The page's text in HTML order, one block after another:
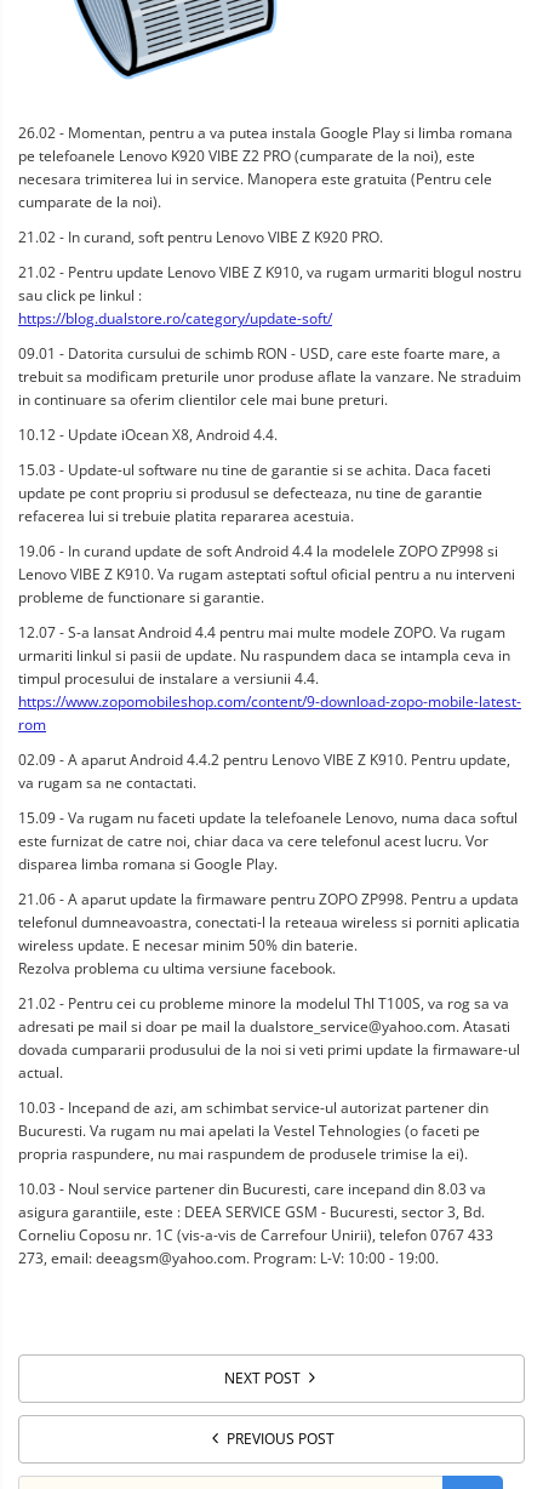
26.02 - Momentan, pentru a va putea instala Google Play si limba romana
pe telefoanele Lenovo K920 VIBE Z2 PRO (cumparate de la noi), este
necesara trimiterea lui in service. Manopera este gratuita (Pentru cele
cumparate de la noi).
21.02 - In curand, soft pentru Lenovo VIBE Z K920 PRO.
21.02 - Pentru update Lenovo VIBE Z K910, va rugam urmariti blogul nostru
sau click pe linkul :
https://blog.dualstore.ro/category/update-soft/
09.01 - Datorita cursului de schimb RON - USD, care este foarte mare, a
trebuit sa modificam preturile unor produse aflate la vanzare. Ne straduim
in continuare sa oferim clientilor cele mai bune preturi.
10.12 - Update iOcean X8, Android 4.4.
15.03 - Update-ul software nu tine de garantie si se achita. Daca faceti
update pe cont propriu si produsul se defecteaza, nu tine de garantie
refacerea lui si trebuie platita repararea acestuia.
19.06 - In curand update de soft Android 4.4 la modelele ZOPO ZP998 si
Lenovo VIBE Z K910. Va rugam asteptati softul oficial pentru a nu interveni
probleme de functionare si garantie.
12.07 - S-a lansat Android 4.4 pentru mai multe modele ZOPO. Va rugam
urmariti linkul si pasii de update. Nu raspundem daca se intampla ceva in
timpul procesului de instalare a versiunii 4.4.
https://www.zopomobileshop.com/content/9-download-zopo-mobile-latest-
rom
02.09 - A aparut Android 4.4.2 pentru Lenovo VIBE Z K910. Pentru update,
va rugam sa ne contactati.
15.09 - Va rugam nu faceti update la telefoanele Lenovo, numa daca softul
este furnizat de catre noi, chiar daca va cere telefonul acest lucru. Vor
disparea limba romana si Google Play.
21.06 - A aparut update la firmaware pentru ZOPO ZP998. Pentru a updata
telefonul dumneavoastra, conectati-l la reteaua wireless si porniti aplicatia
wireless update. E necesar minim 50% din baterie.
Rezolva problema cu ultima versiune facebook.
21.02 - Pentru cei cu probleme minore la modelul Thl T100S, va rog sa va
adresati pe mail si doar pe mail la dualstore_service@yahoo.com. Atasati
dovada cumpararii produsului de la noi si veti primi update la firmaware-ul
actual.
10.03 - Incepand de azi, am schimbat service-ul autorizat partener din
Bucuresti. Va rugam nu mai apelati la Vestel Tehnologies (o faceti pe
propria raspundere, nu mai raspundem de produsele trimise la ei).
10.03 - Noul service partener din Bucuresti, care incepand din 8.03 va
asigura garantiile, este : DEEA SERVICE GSM - Bucuresti, sector 3, Bd.
Corneliu Coposu nr. 1C (vis-a-vis de Carrefour Unirii), telefon 0767 433
273, email:deeagsm@yahoo.com. Program: L-V: 10:00 - 19:00.
NEXT POST
PREVIOUS POST